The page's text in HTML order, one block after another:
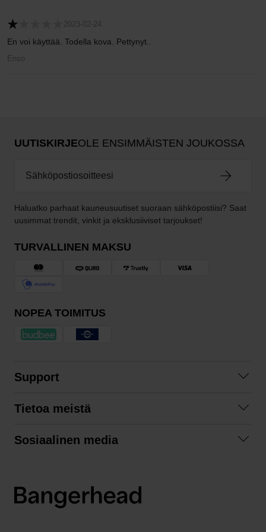
2023-02-24
En voi käyttää. Todella kova. Pettynyt..
Enso
UUTISKIRJEOLE ENSIMMÄISTEN JOUKOSSA
Haluatko parhaat kauneusuutiset suoraan sähköpostiisi? Saat
uusimmat trendit, vinkit ja eksklusiiviset tarjoukset!
TURVALLINEN MAKSU
NOPEA TOIMITUS
Support
Tilausehdot
Tietoa meistä
Sosiaalinen media
LinkedIn